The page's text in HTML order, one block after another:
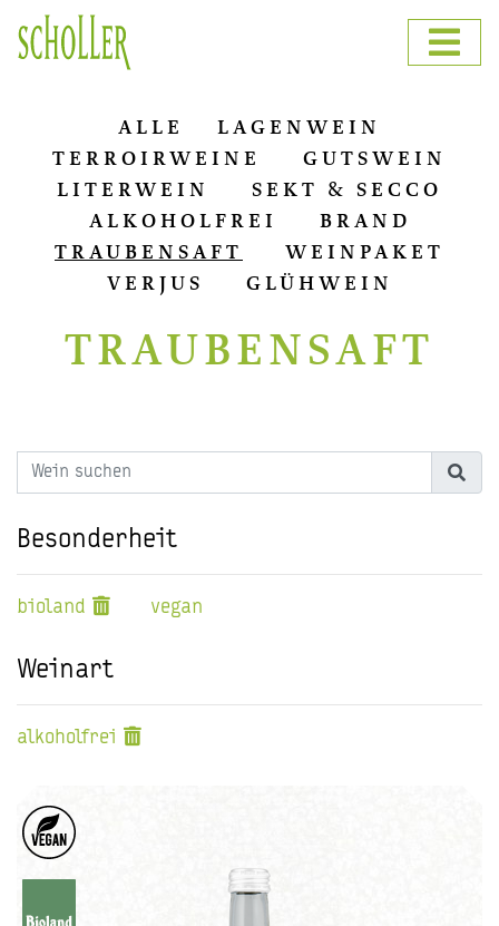
ALLE
LAGENWEIN
TERROIRWEINE
GUTSWEIN
LITERWEIN
SEKT & SECCO
ALKOHOLFREI
BRAND
TRAUBENSAFT
WEINPAKET
VERJUS
GLÜHWEIN
TRAUBENSAFT
Besonderheit
bioland vegan
Weinart
alkoholfrei